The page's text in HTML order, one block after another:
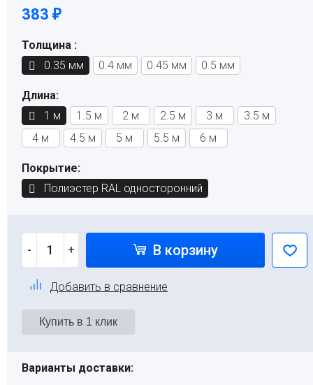
383 ₽
Толщина :
0.35 мм
0.4 мм 0.45 мм 0.5 мм
Длина:
1 м
1.5 м 2 м 2.5 м 3 м
3.5 м
4 м
4.5 м 5 м 5.5 м 6 м
Покрытие:
Полиэстер RAL односторонний
- + В корзину
Добавить в сравнение
Варианты доставки: